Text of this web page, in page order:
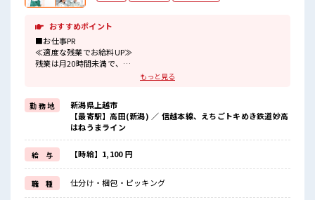
おすすめポイント
■お仕事PR
≪適度な残業でお給料UP≫
残業は月20時間未満で、
制服があるので、
毎日の服装の悩み解消♪
≪未経験の方も大カンゲイ≫
新しいことにチャレンジするのは不安だけど、
しっかり働く環境が整っています！
イチからスキルUP・ステップUP目指していきましょう！
≪収入アップを目指せる≫
高時給だらけの派遣のお仕事です！
もっと見る
勤 務 地
新潟県上越市
【最寄駅】高田(新潟) ／ 信越本線、えちごトキめき鉄道妙高
はねうまライン
給 与 【時給】1,100 円
職 種 仕分け・梱包・ピッキング